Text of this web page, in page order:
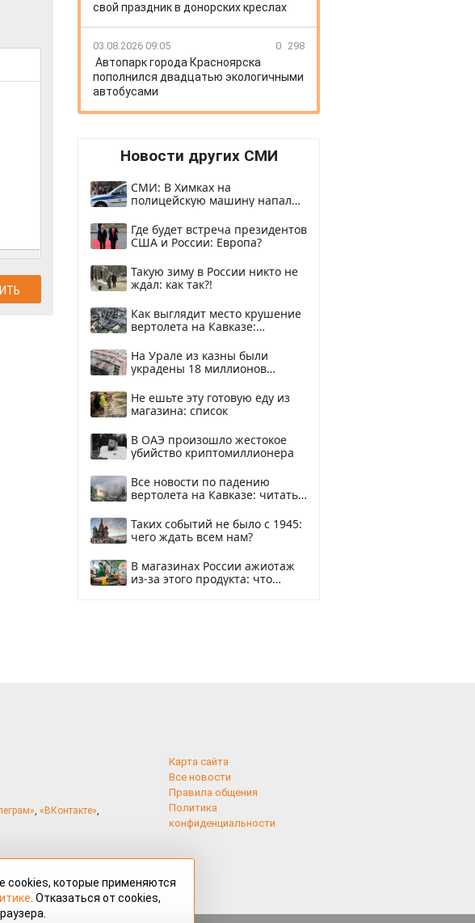
свой праздник в донорских креслах
03.08.2026 09:05 0 298
Автопарк города Красноярска
пополнился двадцатью экологичными
автобусами
Новости других СМИ
СМИ: В Химках на
полицейскую машину напали
Где будет встреча президентов
США и России: Европа?
Такую зиму в России никто не
ждал: как так?!
Как выглядит место крушение
вертолета на Кавказе:
На Урале из казны были
украдены 18 миллионов
Не ешьте эту готовую еду из
магазина: список
В ОАЭ произошло жестокое
убийство криптомиллионера
Все новости по падению
вертолета на Кавказе: читать
Таких событий не было с 1945:
чего ждать всем нам?
В магазинах России ажиотаж
из-за этого продукта: что
, «ВКонтакте»,
Карта сайта
Все новости
Правила общения
Политика
конфиденциальности
cookies, которые применяются
. Отказаться от cookies,